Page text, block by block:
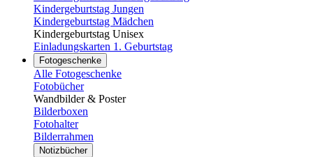
Kindergeburtstag Jungen
Kindergeburtstag Mädchen
Kindergeburtstag Unisex
Einladungskarten 1. Geburtstag
Fotogeschenke
Alle Fotogeschenke
Fotobücher
Wandbilder & Poster
Bilderboxen
Fotohalter
Bilderrahmen
Notizbücher